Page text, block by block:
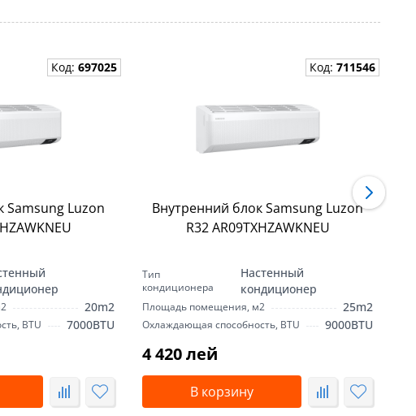
Код: 697025
Samsung Luzon
20m2
BTU 7000BTU
Код: 711546
Внутренний блок Samsung Luzon
R32 AR09TXHZAWKNEU
Тип
кондиционера
Настенный
кондиционер
Площадь помещения, м2 25m2
Охлаждающая способность, BTU 9000BTU
4 420 лей
В корзину